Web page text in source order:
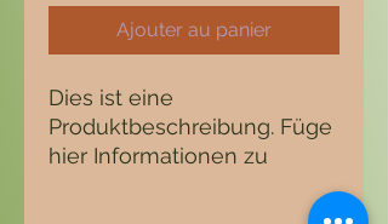
Ajouter au panier
Dies ist eine
Produktbeschreibung. Füge
hier Informationen zu